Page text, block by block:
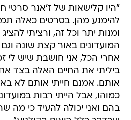
"היו קלישאות של ז'אנר סרטי
להימנע מהן. בסרטים כאלה
ומנות יתר וכל זה, ורציתי
המועדונים באור קצת שונה
אחרי הכל, אני חושבת שיש לי
ביליתי את החיים האלה בצד אח
אותם. אמנם חייתי אותם לא
כמוהו, אבל הייתי רבות
בהם ואני יכולה להעיד כי מה